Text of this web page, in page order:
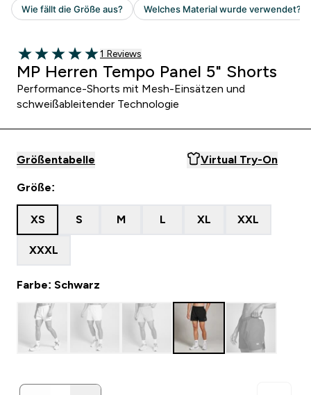
5 out of 5 stars
1 customer reviews
1 Reviews
MP Herren Tempo Panel 5" Shorts
Performance-Shorts mit Mesh-Einsätzen und
schweißableitender Technologie
Größentabelle Virtual Try-On
Größe:
XS S M L XL XXL
XXXL
Farbe: Schwarz